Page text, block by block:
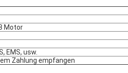
Motor
EMS, usw.
Zahlung empfangen